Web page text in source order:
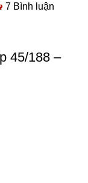
7 Bình luận
45/188 –